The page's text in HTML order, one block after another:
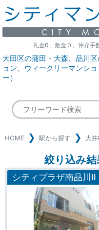
礼金0、敷金０、仲介手
大田区の蒲田・大森、品川
ョン、ウィークリーマンシ
ー）
HOME 駅から探す 大
絞り込み結
シティプラザ南品川